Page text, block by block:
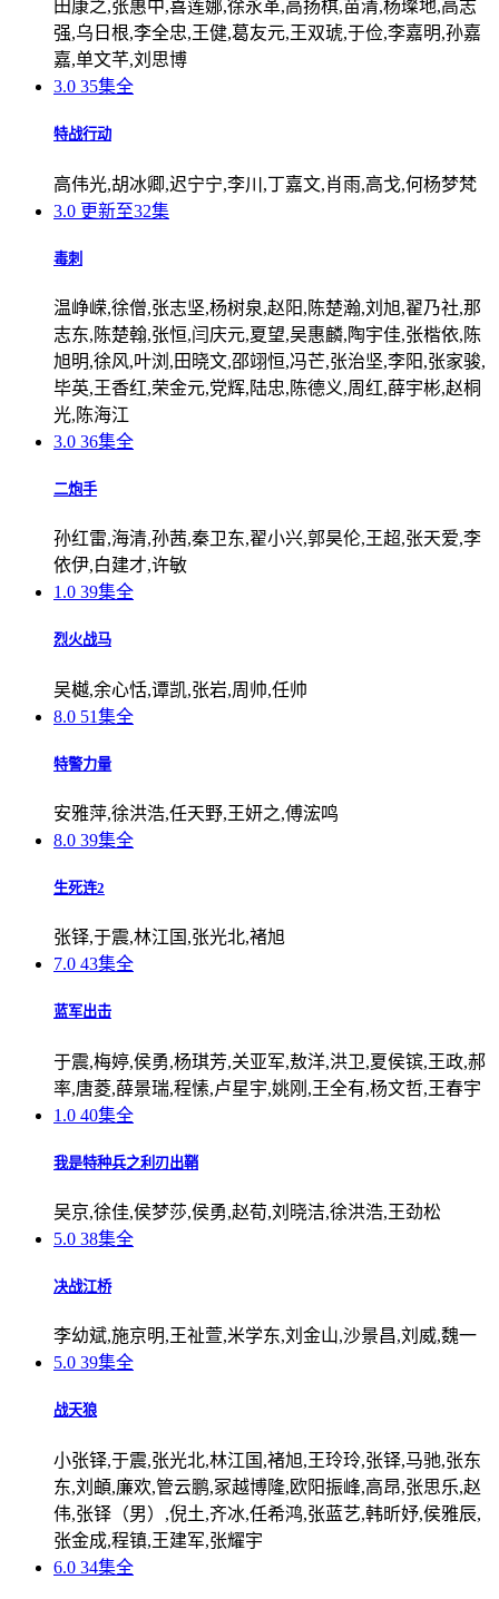
田康之,张惠中,喜莲娜,徐永革,高扬棋,苗清,杨璨地,高志
强,乌日根,李全忠,王健,葛友元,王双琥,于俭,李嘉明,孙嘉
嘉,单文芊,刘思博
3.0 35集全
特战行动
高伟光,胡冰卿,迟宁宁,李川,丁嘉文,肖雨,高戈,何杨梦梵
3.0 更新至32集
毒刺
温峥嵘,徐僧,张志坚,杨树泉,赵阳,陈楚瀚,刘旭,翟乃社,那
志东,陈楚翰,张恒,闫庆元,夏望,吴惠麟,陶宇佳,张楷依,陈
旭明,徐风,叶浏,田晓文,邵翊恒,冯芒,张治坚,李阳,张家骏,
毕英,王香红,荣金元,党辉,陆忠,陈德义,周红,薛宇彬,赵桐
光,陈海江
3.0 36集全
二炮手
孙红雷,海清,孙茜,秦卫东,翟小兴,郭昊伦,王超,张天爱,李
依伊,白建才,许敏
1.0 39集全
烈火战马
吴樾,余心恬,谭凯,张岩,周帅,任帅
8.0 51集全
特警力量
安雅萍,徐洪浩,任天野,王妍之,傅浤鸣
8.0 39集全
生死连2
张铎,于震,林江国,张光北,褚旭
7.0 43集全
蓝军出击
于震,梅婷,侯勇,杨琪芳,关亚军,敖洋,洪卫,夏侯镔,王政,郝
率,唐菱,薛景瑞,程愫,卢星宇,姚刚,王全有,杨文哲,王春宇
1.0 40集全
我是特种兵之利刃出鞘
吴京,徐佳,侯梦莎,侯勇,赵荀,刘晓洁,徐洪浩,王劲松
5.0 38集全
决战江桥
李幼斌,施京明,王祉萱,米学东,刘金山,沙景昌,刘威,魏一
5.0 39集全
战天狼
小张铎,于震,张光北,林江国,褚旭,王玲玲,张铎,马驰,张东
东,刘頔,廉欢,管云鹏,冢越博隆,欧阳振峰,高昂,张思乐,赵
伟,张铎（男）,倪土,齐冰,任希鸿,张蓝艺,韩昕妤,侯雅辰,
张金成,程镇,王建军,张耀宇
6.0 34集全